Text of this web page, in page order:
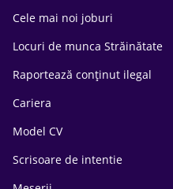
Cele mai noi joburi
Locuri de munca Străinătate
Raportează conținut ilegal
Cariera
Model CV
Scrisoare de intentie